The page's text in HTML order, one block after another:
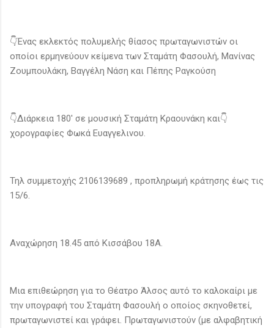
👇Ένας εκλεκτός πολυμελής θίασος πρωταγωνιστών οι
οποίοι ερμηνεύουν κείμενα των Σταμάτη Φασουλή, Μανίνας
Ζουμπουλάκη, Βαγγέλη Νάση και Πέπης Ραγκούση
👇Διάρκεια 180' σε μουσική Σταμάτη Κραουνάκη και👇
χορογραφίες Φωκά Ευαγγελινου.
Τηλ συμμετοχής 2106139689 , προπληρωμή κράτησης έως τις
15/6.
Αναχώρηση 18.45 από Κισσάβου 18Α.
Μια επιθεώρηση για το Θέατρο Άλσος αυτό το καλοκαίρι με
την υπογραφή του Σταμάτη Φασουλή ο οποίος σκηνοθετεί,
πρωταγωνιστεί και γράφει. Πρωταγωνιστούν (με αλφαβητική